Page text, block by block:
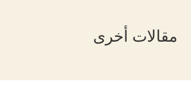
مقالات أخرى